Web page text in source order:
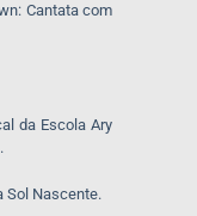
Cantata com
da Escola Ary
Sol Nascente.